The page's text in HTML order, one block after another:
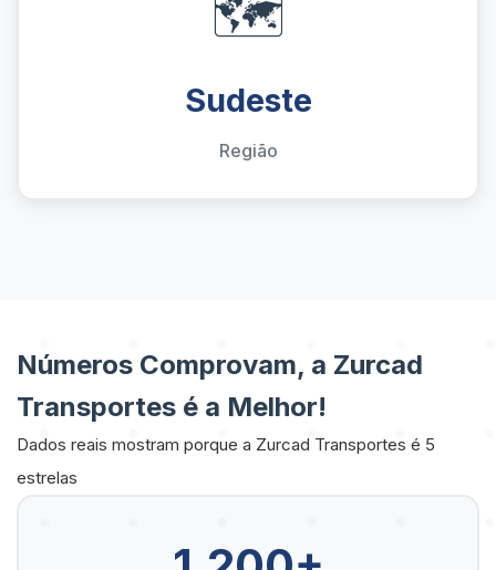
🗺️
Sudeste
Região
Números Comprovam, a Zurcad
Transportes é a Melhor!
Dados reais mostram porque a Zurcad Transportes é 5
estrelas